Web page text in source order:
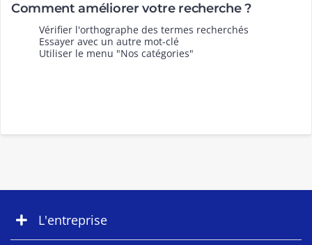
Comment améliorer votre recherche ?
Vérifier l'orthographe des termes recherchés
Essayer avec un autre mot-clé
Utiliser le menu "Nos catégories"
L'entreprise